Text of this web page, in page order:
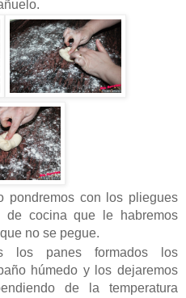
pondremos con los pliegues
de cocina que le habremos
no se pegue.
los panes formados los
húmedo y los dejaremos
de la temperatura